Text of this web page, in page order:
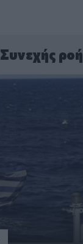
Συνεχής ροή